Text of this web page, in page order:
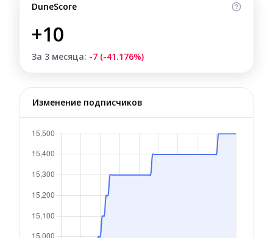
DuneScore
+10
За 3 месяца: -7 (-41.176%)
Изменение подписчиков